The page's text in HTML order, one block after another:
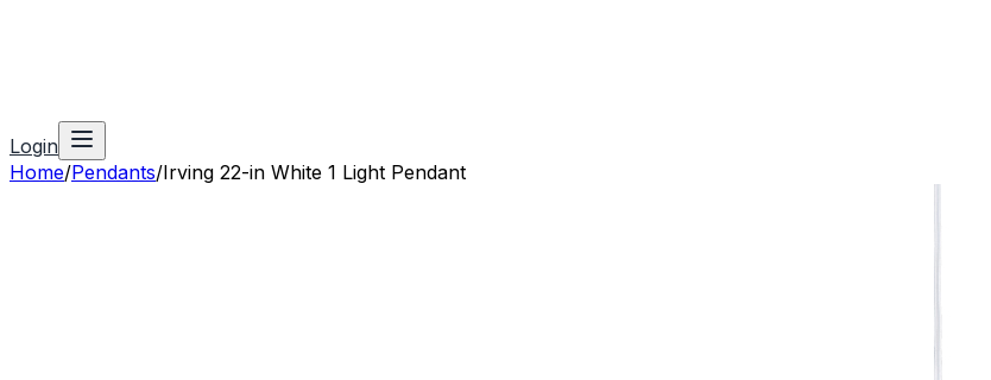
Login
Home/Pendants/Irving 22-in White 1 Light Pendant